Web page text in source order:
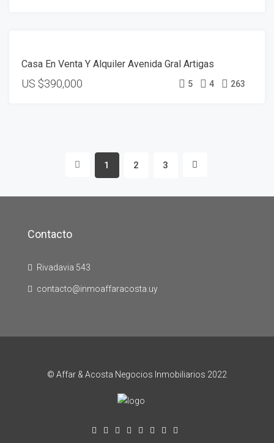
Casa En Venta Y Alquiler Avenida Gral Artigas
US $390,000 5 4 263
1 2 3
Contacto
Rivadavia 543
contacto@inmoaffaracosta.uy
© Affar & Acosta Negocios Inmobiliarios 2022